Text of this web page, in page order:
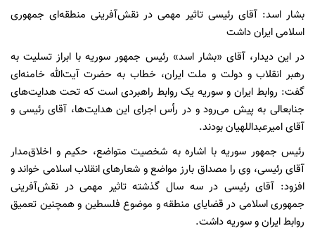
بشار اسد: آقای رئیسی تاثیر مهمی در نقش‌آفرینی منطقه‌ای جمهوری
اسلامی ایران داشت
در این دیدار، آقای «بشار اسد» رئیس جمهور سوریه با ابراز تسلیت به
رهبر انقلاب و دولت و ملت ایران، خطاب به حضرت آیت‌الله خامنه‌ای
گفت: روابط ایران و سوریه یک روابط راهبردی است که تحت هدایت‌های
جنابعالی به پیش می‌رود و در رأس اجرای این هدایت‌ها، آقای رئیسی و
آقای امیرعبداللهیان بودند.
رئیس جمهور سوریه با اشاره به شخصیت متواضع، حکیم و اخلاق‌مدار
آقای رئیسی، وی را مصداق بارز مواضع و شعارهای انقلاب اسلامی خواند و
افزود: آقای رئیسی در سه سال گذشته تاثیر مهمی در نقش‌آفرینی
جمهوری اسلامی در قضایای منطقه و موضوع فلسطین و همچنین تعمیق
روابط ایران و سوریه داشت.